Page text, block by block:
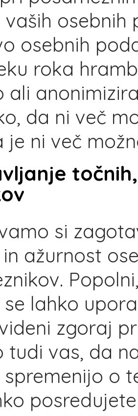
vaših
osebnih
roka
ali
da ni več
je ni več
si
ažurnost
lahko
zgoraj
tudi vas, da
o